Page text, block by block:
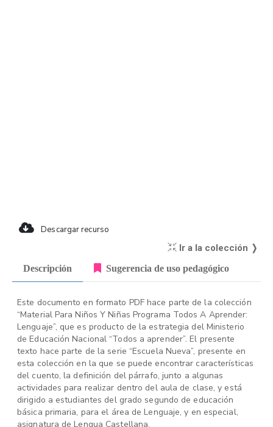
Descargar recurso
Ir a la colección ❭
Descripción Sugerencia de uso pedagógico
Este documento en formato PDF hace parte de la colección
“Material Para Niños Y Niñas Programa Todos A Aprender:
Lenguaje”, que es producto de la estrategia del Ministerio
de Educación Nacional “Todos a aprender”. El presente
texto hace parte de la serie “Escuela Nueva”, presente en
esta colección en la que se puede encontrar características
del cuento, la definición del párrafo, junto a algunas
actividades para realizar dentro del aula de clase, y está
dirigido a estudiantes del grado segundo de educación
básica primaria, para el área de Lenguaje, y en especial,
asignatura de Lengua Castellana.